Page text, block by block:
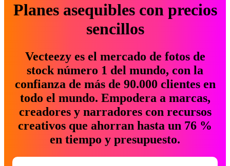
Planes asequibles con precios
sencillos
Vecteezy es el mercado de fotos de
stock número 1 del mundo, con la
confianza de más de 90.000 clientes en
todo el mundo. Empodera a marcas,
creadores y narradores con recursos
creativos que ahorran hasta un 76 %
en tiempo y presupuesto.